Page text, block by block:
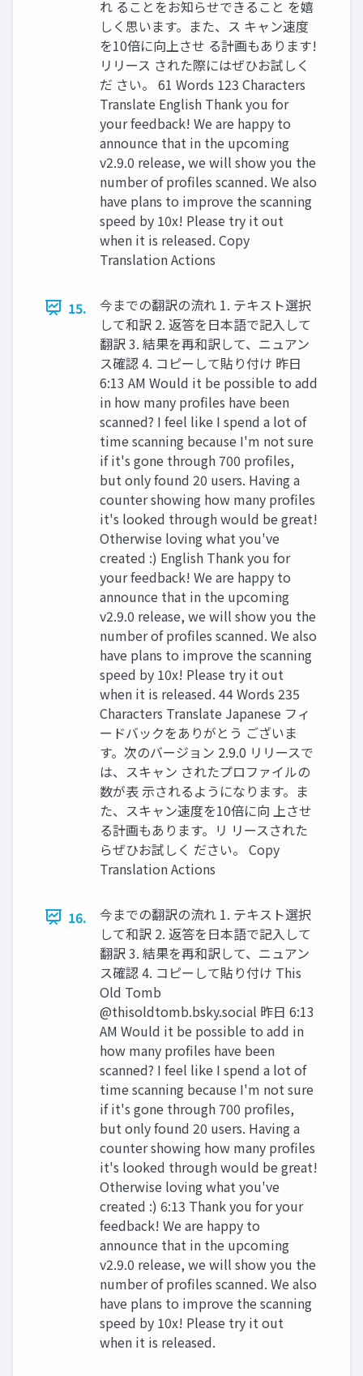
れ ることをお知らせできること を嬉
しく思います。また、ス キャン速度
を10倍に向上させ る計画もあります!
リリース された際にはぜひお試しく
だ さい。 61 Words 123 Characters
Translate English Thank you for
your feedback! We are happy to
announce that in the upcoming
v2.9.0 release, we will show you the
number of profiles scanned. We also
have plans to improve the scanning
speed by 10x! Please try it out
when it is released. Copy
Translation Actions
15.
今までの翻訳の流れ 1. テキスト選択
して和訳 2. 返答を日本語で記入して
翻訳 3. 結果を再和訳して、ニュアン
ス確認 4. コピーして貼り付け 昨日
6:13 AM Would it be possible to add
in how many profiles have been
scanned? I feel like I spend a lot of
time scanning because I'm not sure
if it's gone through 700 profiles,
but only found 20 users. Having a
counter showing how many profiles
it's looked through would be great!
Otherwise loving what you've
created :) English Thank you for
your feedback! We are happy to
announce that in the upcoming
v2.9.0 release, we will show you the
number of profiles scanned. We also
have plans to improve the scanning
speed by 10x! Please try it out
when it is released. 44 Words 235
Characters Translate Japanese フィ
ードバックをありがとう ございま
す。次のバージョン 2.9.0 リリースで
は、スキャン されたプロファイルの
数が表 示されるようになります。ま
た、スキャン速度を10倍に向 上させ
る計画もあります。リ リースされた
らぜひお試しく ださい。 Copy
Translation Actions
16.
今までの翻訳の流れ 1. テキスト選択
して和訳 2. 返答を日本語で記入して
翻訳 3. 結果を再和訳して、ニュアン
ス確認 4. コピーして貼り付け This
Old Tomb
@thisoldtomb.bsky.social 昨日 6:13
AM Would it be possible to add in
how many profiles have been
scanned? I feel like I spend a lot of
time scanning because I'm not sure
if it's gone through 700 profiles,
but only found 20 users. Having a
counter showing how many profiles
it's looked through would be great!
Otherwise loving what you've
created :) 6:13 Thank you for your
feedback! We are happy to
announce that in the upcoming
v2.9.0 release, we will show you the
number of profiles scanned. We also
have plans to improve the scanning
speed by 10x! Please try it out
when it is released.